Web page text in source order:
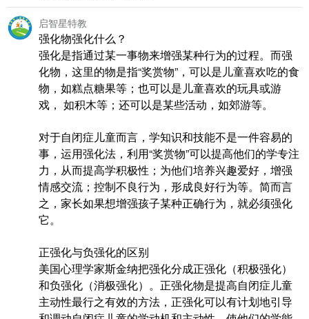
启智星特教
强化物强化什么？
强化是指通过某一事物来增强某种行为的过程。而强
化物，这里的物是指“奖赏物”，可以是儿童喜欢吃的食
物，如糕点糖果等；也可以是儿童喜欢的玩具或游
戏， 如积木等；还可以是某些活动，如郊游等。
对于自闭症儿童而言，学知识和技能不是一件容易的
事，运用强化法，利用“奖赏物”可以提高他们的学专注
力，从而提高学积极性；为他们培养兴趣爱好，增强
情感交流；控制不良行为，形成良好行为等。简而言
之，家长如果想增强孩子某种正确行为，就必须强化
它。
正强化与负强化的区别
美国心理学家斯金纳把强化分成正强化（积极强化）
和负强化（消极强化）。正强化物是提高自闭症儿童
主动性最行之有效的方法，正强化可以有计划地引导